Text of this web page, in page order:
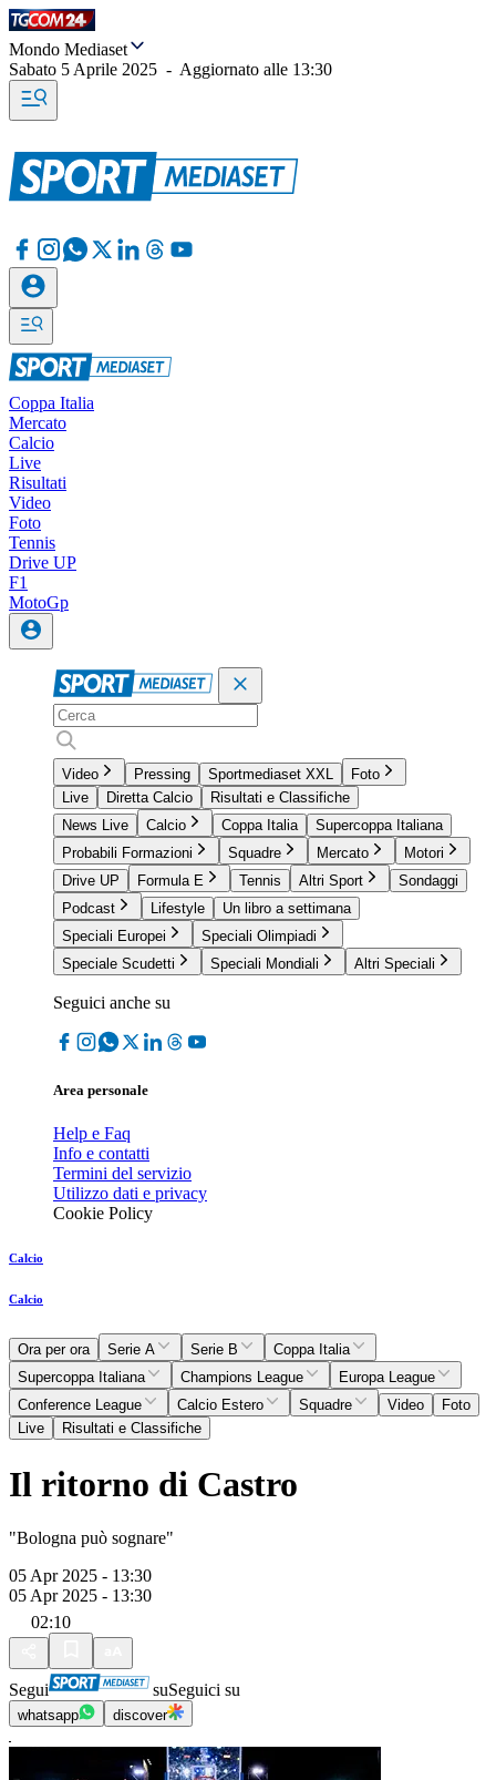
Mondo Mediaset
Sabato 5 Aprile 2025 - Aggiornato alle 13:30
Coppa Italia
Mercato
Calcio
Live
Risultati
Video
Foto
Tennis
Drive UP
F1
MotoGp
Video Pressing Sportmediaset XXL
Foto
Live
Diretta Calcio
Risultati e Classifiche
News Live
Calcio Coppa Italia
Supercoppa Italiana
Probabili Formazioni
Squadre Mercato
Motori
Drive UP
Formula E Tennis Altri Sport
Sondaggi
Podcast
Lifestyle
Un libro a settimana
Speciali Europei
Speciali Olimpiadi
Speciale Scudetti
Speciali Mondiali Altri Speciali
Seguici anche su
Area personale
Help e Faq
Info e contatti
Termini del servizio
Utilizzo dati e privacy
Cookie Policy
Calcio
Calcio
Ora per ora Serie A Serie B
Coppa Italia
Supercoppa Italiana
Champions League
Europa League
Conference League
Calcio Estero Squadre Video
Foto
Live
Risultati e Classifiche
Il ritorno di Castro
"Bologna può sognare"
05 Apr 2025 - 13:30
05 Apr 2025 - 13:30
02:10
Segui suSeguici su
whatsapp discover